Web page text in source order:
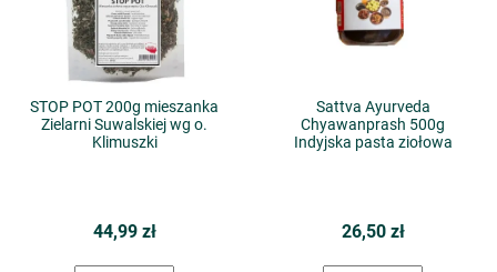
STOP POT 200g mieszanka
Zielarni Suwalskiej wg o.
Klimuszki
44,99 zł
Sattva Ayurveda
Chyawanprash 500g
Indyjska pasta ziołowa
26,50 zł